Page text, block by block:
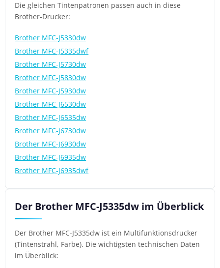
Die gleichen Tintenpatronen passen auch in diese
Brother-Drucker:
Brother MFC-J5330dw
Brother MFC-J5335dwf
Brother MFC-J5730dw
Brother MFC-J5830dw
Brother MFC-J5930dw
Brother MFC-J6530dw
Brother MFC-J6535dw
Brother MFC-J6730dw
Brother MFC-J6930dw
Brother MFC-J6935dw
Brother MFC-J6935dwf
Der Brother MFC-J5335dw im Überblick
Der Brother MFC-J5335dw ist ein Multifunktionsdrucker
(Tintenstrahl, Farbe). Die wichtigsten technischen Daten
im Überblick: